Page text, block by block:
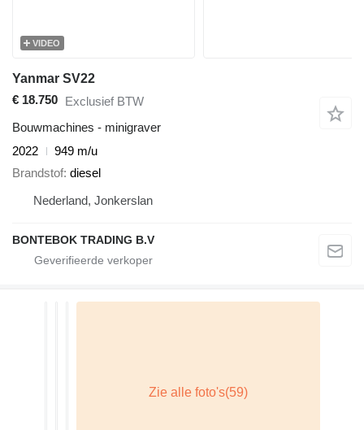
VIDEO
Yanmar SV22
€ 18.750 Exclusief BTW
Bouwmachines - minigraver
2022
949 m/u
Brandstof diesel
Nederland, Jonkerslan
BONTEBOK TRADING B.V